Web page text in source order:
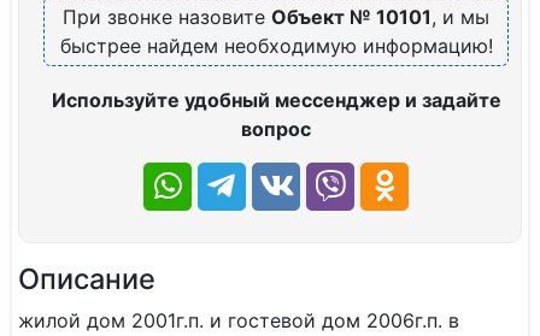
При звонке назовите Объект № 10101, и мы
быстрее найдем необходимую информацию!
Используйте удобный мессенджер и задайте
вопрос
Описание
жилой дом 2001г.п. и гостевой дом 2006г.п. в